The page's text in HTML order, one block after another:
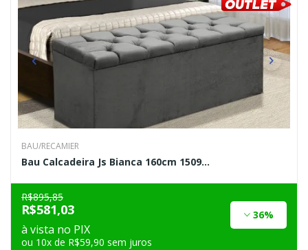
BAU/RECAMIER
Bau Calcadeira Js Bianca 160cm 1509...
R$895,85
R$581,03 36%
à vista no PIX
ou 10x de R$59,90 sem juros